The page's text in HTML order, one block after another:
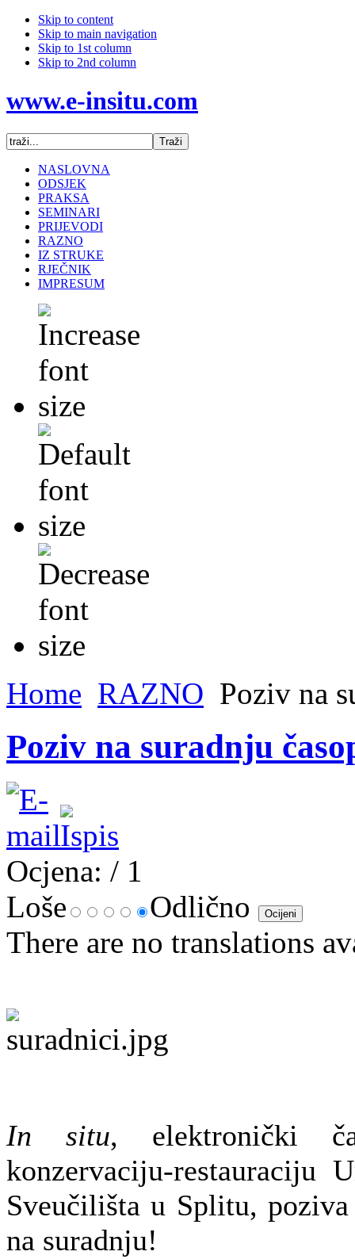
Skip to content
Skip to main navigation
Skip to 1st column
Skip to 2nd column
www.e-insitu.com
NASLOVNA
ODSJEK
PRAKSA
SEMINARI
PRIJEVODI
RAZNO
IZ STRUKE
RJEČNIK
IMPRESUM
Home RAZNO Poziv na
Poziv na suradnju
Ocjena: / 1
Loše
Odlično
There are no translations
In situ, elektronički
konzervaciju-restauraciju
Sveučilišta u Splitu,
na suradnju!